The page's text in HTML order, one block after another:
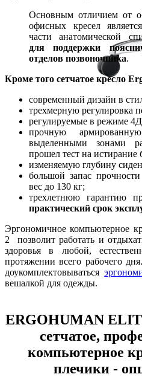
Основным отличием от
офисных кресел
части анатомической
для поддержки
отделов позвоночника.
Кроме того сетчатое креcло
современный дизайн в
трехмерную регулировка
регулируемые в режиме
прочную
выделенными зонами
прошел тест на истирание
изменяемую глубину
большой запас
вес до 130 кг;
трехлетнюю гарантию
практический срок
Эргономичное
2 позволит работать и
здоровья в любой,
протяжении всего рабочего
доукомплектовываться
вешалкой для одежды.
ERGOHUMAN
сетчатое,
компьютерное
плечики -